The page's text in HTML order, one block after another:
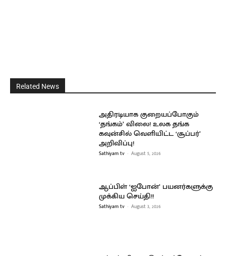
Related News
அதிரடியாக குறையப்போகும்
‘தங்கம்’ விலை! உலக தங்க
கவுன்சில் வெளியிட்ட ‘சூப்பர்’
அறிவிப்பு!
Sathiyam tv - August 5, 2026
ஆப்பிள் ‘ஐபோன்’ பயனர்களுக்கு
முக்கிய செய்தி!!
Sathiyam tv - August 3, 2026